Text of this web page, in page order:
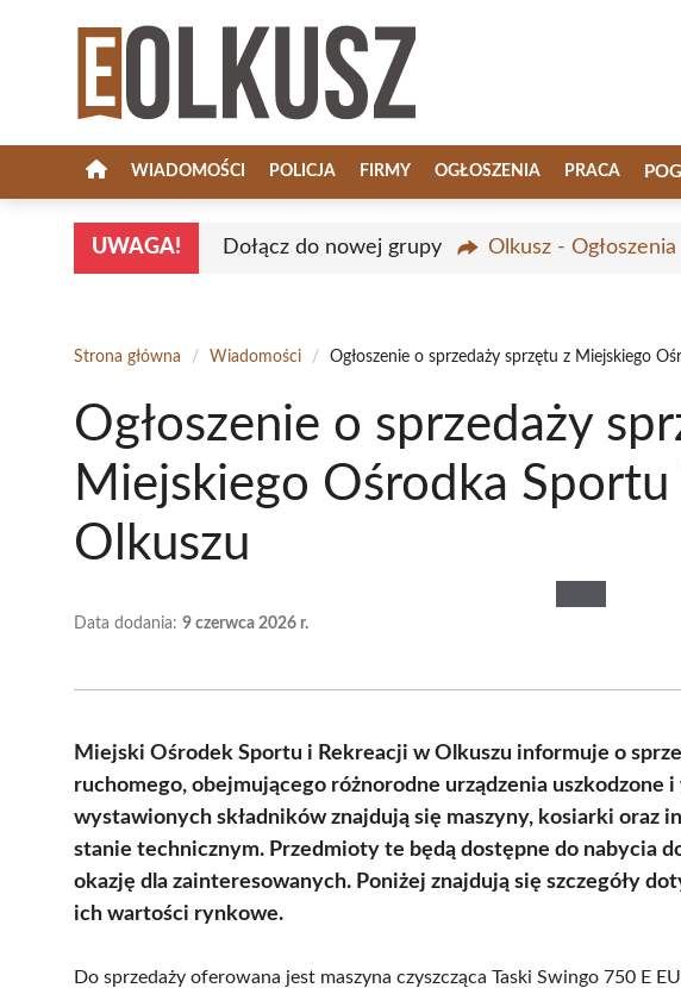
WIADOMOŚCI POLICJA FIRMY OGŁOSZENIA PRACA
UWAGA! Dołącz do nowej grupy Olkusz -
Strona główna / Wiadomości / Ogłoszenie o sprzedaży sprzętu z Miejskiego
Ogłoszenie o sprzedaży
Miejskiego Ośrodka
Olkuszu
Data dodania: 9 czerwca 2026 r.
Miejski Ośrodek Sportu i Rekreacji w Olkuszu informuje o
ruchomego, obejmującego różnorodne urządzenia uszkodzone
wystawionych składników znajdują się maszyny, kosiarki oraz
stanie technicznym. Przedmioty te będą dostępne do nabycia
okazję dla zainteresowanych. Poniżej znajdują się szczegóły
ich wartości rynkowe.
Do sprzedaży oferowana jest maszyna czyszcząca Taski Swingo 750 E